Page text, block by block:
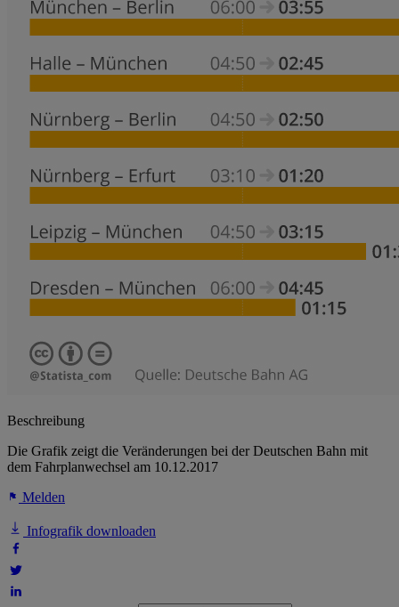
Beschreibung
Die Grafik zeigt die Veränderungen bei der Deutschen Bahn mit
dem Fahrplanwechsel am 10.12.2017
Melden
Infografik downloaden